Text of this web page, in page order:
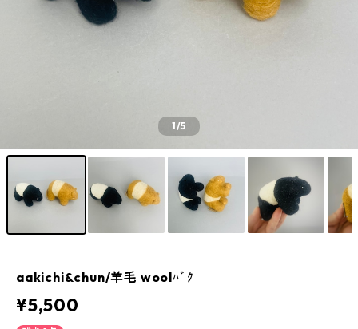
1/5
aakichi&chun/羊毛 woolﾊﾞｸ
¥5,500